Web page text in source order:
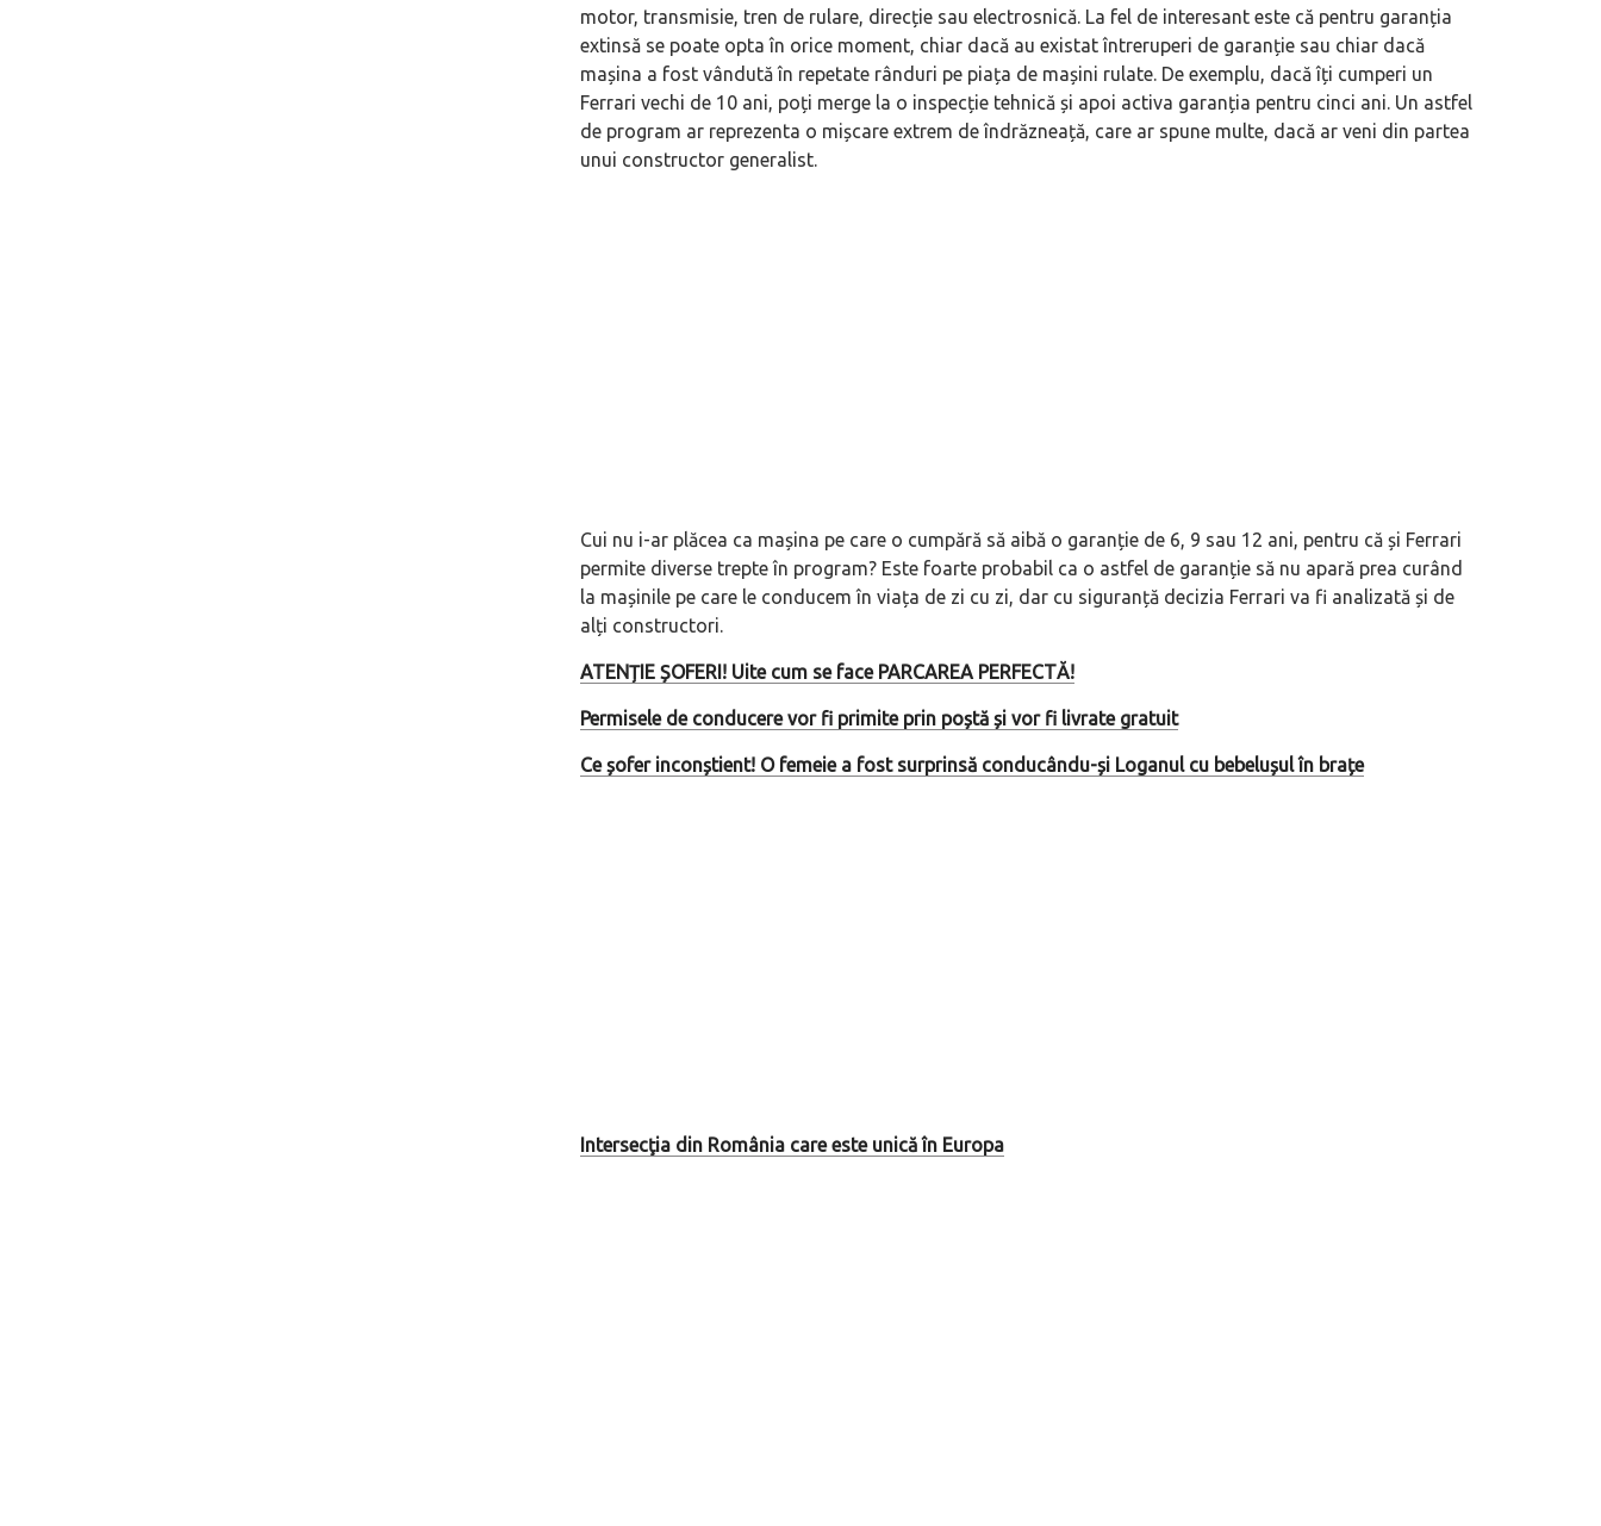
motor, transmisie, tren de rulare, direcție sau electrosnică. La fel de interesant este că pentru garanția
extinsă se poate opta în orice moment, chiar dacă au existat întreruperi de garanție sau chiar dacă
mașina a fost vândută în repetate rânduri pe piața de mașini rulate. De exemplu, dacă îți cumperi un
Ferrari vechi de 10 ani, poți merge la o inspecție tehnică și apoi activa garanția pentru cinci ani. Un astfel
de program ar reprezenta o mișcare extrem de îndrăzneață, care ar spune multe, dacă ar veni din partea
unui constructor generalist.
Cui nu i-ar plăcea ca mașina pe care o cumpără să aibă o garanție de 6, 9 sau 12 ani, pentru că și Ferrari
permite diverse trepte în program? Este foarte probabil ca o astfel de garanție să nu apară prea curând
la mașinile pe care le conducem în viața de zi cu zi, dar cu siguranță decizia Ferrari va fi analizată și de
alți constructori.
ATENȚIE ȘOFERI! Uite cum se face PARCAREA PERFECTĂ!
Permisele de conducere vor fi primite prin poștă și vor fi livrate gratuit
Ce șofer inconștient! O femeie a fost surprinsă conducându-și Loganul cu bebelușul în brațe
Intersecţia din România care este unică în Europa